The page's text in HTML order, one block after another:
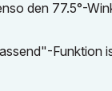
den 77.5°-
Funktion